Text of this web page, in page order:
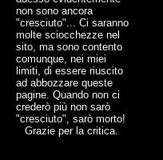
non sono ancora
"cresciuto"... Ci saranno
molte sciocchezze nel
sito, ma sono contento
comunque, nei miei
limiti, di essere riuscito
ad abbozzare queste
pagine. Quando non ci
crederò più non sarò
"cresciuto", sarò morto!
Grazie per la critica.